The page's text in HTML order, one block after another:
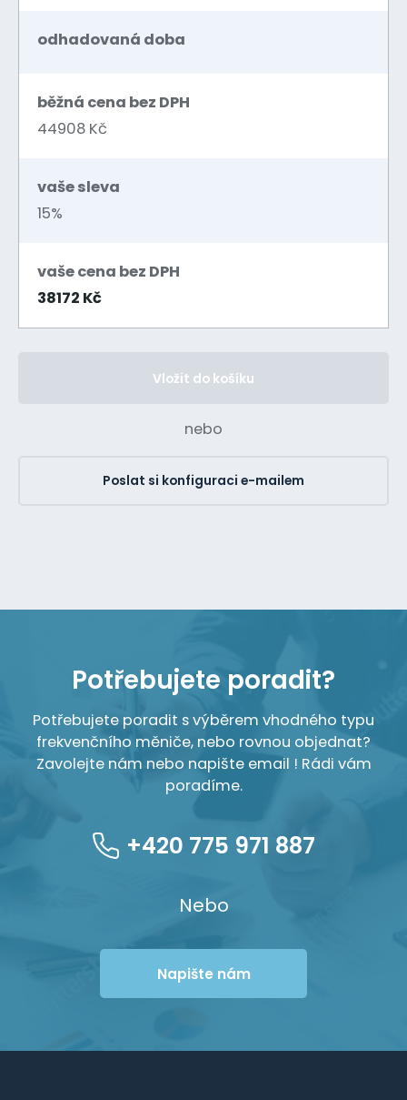
odhadovaná doba
běžná cena bez DPH
44908 Kč
vaše sleva
15%
vaše cena bez DPH
38172 Kč
Vložit do košíku
nebo
Poslat si konfiguraci e-mailem
Potřebujete poradit?
Potřebujete poradit s výběrem vhodného typu
frekvenčního měniče, nebo rovnou objednat?
Zavolejte nám nebo napište email ! Rádi vám
poradíme.
+420 775 971 887
Nebo
Napište nám